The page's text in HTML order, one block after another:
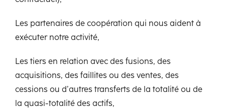
Les partenaires de coopération qui nous aident à
exécuter notre activité,
Les tiers en relation avec des fusions, des
acquisitions, des faillites ou des ventes, des
cessions ou d’autres transferts de la totalité ou de
la quasi-totalité des actifs,